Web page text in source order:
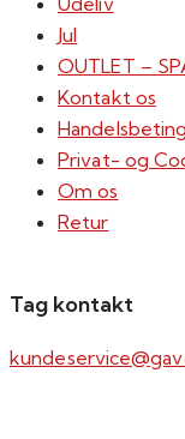
Jul
OUTLET –
Kontakt os
Privat- og
Om os
Retur
Tag kontakt